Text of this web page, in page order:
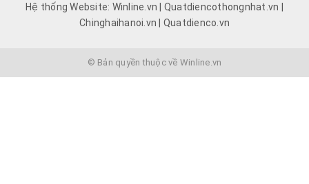
Hệ thống Website: Winline.vn | Quatdiencothongnhat.vn |
Chinghaihanoi.vn | Quatdienco.vn
© Bản quyền thuộc về Winline.vn